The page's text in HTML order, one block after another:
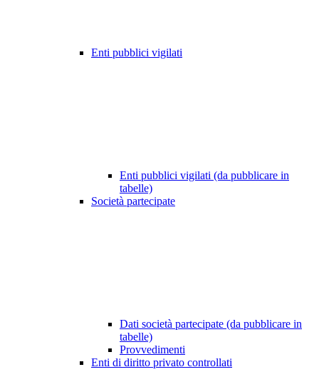
Enti pubblici vigilati
Enti pubblici vigilati (da pubblicare in
tabelle)
Società partecipate
Dati società partecipate (da pubblicare in
tabelle)
Provvedimenti
Enti di diritto privato controllati